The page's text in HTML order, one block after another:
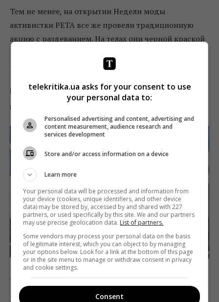
Тем не менее, на открытии Недели моды
активистки PETA все же провели традиционную
акцию с раздеванием. На телах они черной краской
написали: «Носи свою собственную кожу».
4
Кэтрин Хэмнетт – за все хорошее и против
всего плохого
Darren Gerrish
telekritika.ua asks for your consent to use
your personal data to:
Personalised advertising and content, advertising and
content measurement, audience research and
services development
Store and/or access information on a device
Learn more
Your personal data will be processed and information from
your device (cookies, unique identifiers, and other device
data) may be stored by, accessed by and shared with 227
partners, or used specifically by this site. We and our partners
may use precise geolocation data. List of partners.
Some vendors may process your personal data on the basis
of legitimate interest, which you can object to by managing
your options below. Look for a link at the bottom of this page
or in the site menu to manage or withdraw consent in privacy
and cookie settings.
Consent